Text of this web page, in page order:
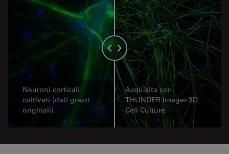
Neuroni corticali
coltivati (dati grezzi
originali)
Acquisita con
THUNDER Imager 3D
Cell Culture